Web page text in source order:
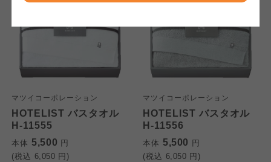
マツイコーポレーション
HOTELIST バスタオル
H-11555
本体 5,500 円
(税込 6,050 円)
マツイコーポレーション
HOTELIST バスタオル
H-11556
本体 5,500 円
(税込 6,050 円)
おおさかパルコープ
よどがわ市民生協
大阪いずみ市民生協
わかやま市民生協
ならコープ
大阪いずみ市民生協
おおさかパルコープ
よどがわ市民生協
大阪いずみ市民生協
わかやま市民生協